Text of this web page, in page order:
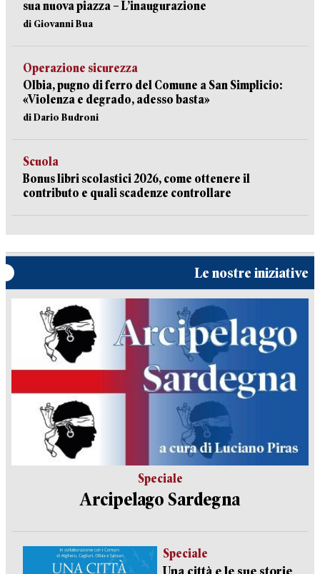
sua nuova piazza – L’inaugurazione
di Giovanni Bua
Operazione sicurezza
Olbia, pugno di ferro del Comune a San Simplicio:
«Violenza e degrado, adesso basta»
di Dario Budroni
Scuola
Bonus libri scolastici 2026, come ottenere il
contributo e quali scadenze controllare
Le nostre iniziative
Speciale
Arcipelago Sardegna
Speciale